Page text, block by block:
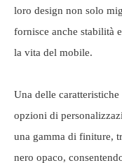
loro design non solo
fornisce anche stabilità
la vita del mobile.
Una delle
opzioni di
una gamma di finiture,
nero opaco,